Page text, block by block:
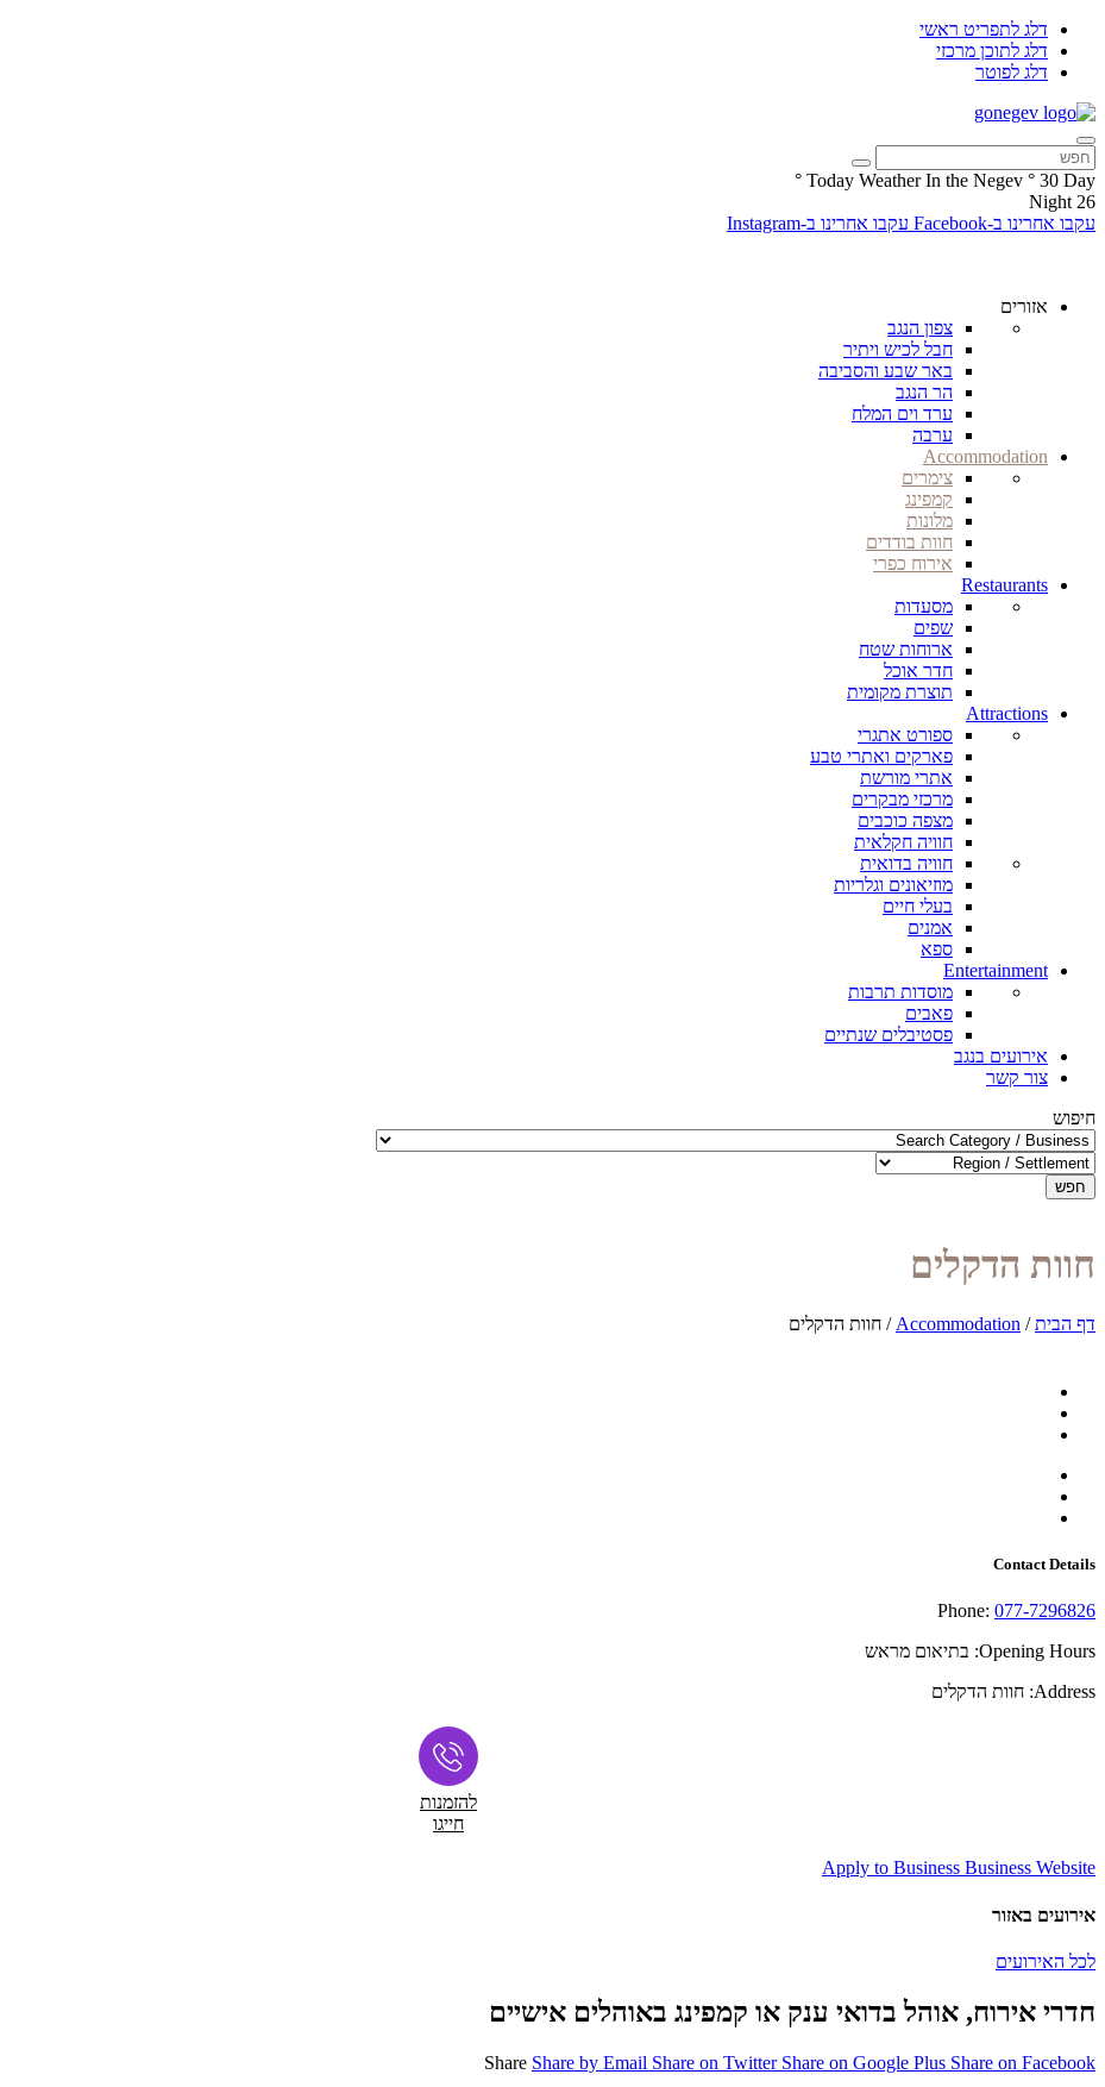
דלג לתפריט ראשי
דלג לתוכן מרכזי
דלג לפוטר
Today Weather In the Negev ° 30 Day
°
26
Night
עקבו אחרינו ב-Facebook
עקבו אחרינו ב-Instagram
אזורים
צפון הנגב
חבל לכיש ויתיר
באר שבע והסביבה
הר הנגב
ערד וים המלח
ערבה
Accommodation
צימרים
קמפינג
מלונות
חוות בודדים
אירוח כפרי
Restaurants
מסעדות
שפים
ארוחות שטח
חדר אוכל
תוצרת מקומית
Attractions
ספורט אתגרי
פארקים ואתרי טבע
אתרי מורשת
מרכזי מבקרים
מצפה כוכבים
חוויה חקלאית
חוויה בדואית
מוזיאונים וגלריות
בעלי חיים
אמנים
ספא
Entertainment
מוסדות תרבות
פאבים
פסטיבלים שנתיים
אירועים בנגב
צור קשר
חיפוש
חפש
חוות הדקלים
דף הבית/
Accommodation
/ חוות הדקלים
Contact Details
Phone: 077-7296826
Opening Hours: בתיאום מראש
Address: חוות הדקלים
להזמנות
חייגו
Apply to Business Business Website
אירועים באזור
לכל האירועים
חדרי אירוח, אוהל בדואי ענק או קמפינג באוהלים אישיים
Share Share by Email Share on Twitter Share on Google Plus Share on Facebook